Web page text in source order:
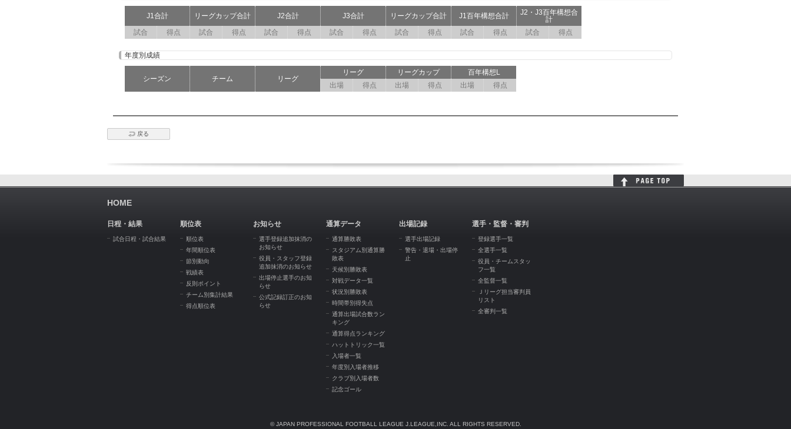
J1合計 リーグカップ合計 J2合計 J3合計 リーグカップ合計 J1百年構想合計
J2・J3百年構想合
計
試合
得点 試合 得点 試合 得点 試合 得点 試合 得点 試合 得点 試合 得点
年度別成績
シーズン チーム リーグ
リーグ リーグカップ
百年構想L
出場
得点 出場 得点 出場 得点
戻る
HOME
日程・結果
試合日程・試合結果
順位表
順位表
年間順位表
節別動向
戦績表
反則ポイント
チーム別集計結果
得点順位表
お知らせ
選手登録追加抹消の
お知らせ
役員・スタッフ登録
追加抹消のお知らせ
出場停止選手のお知
らせ
公式記録訂正のお知
らせ
通算データ
通算勝敗表
スタジアム別通算勝
敗表
天候別勝敗表
対戦データ一覧
状況別勝敗表
時間帯別得失点
通算出場試合数ラン
キング
通算得点ランキング
ハットトリック一覧
入場者一覧
年度別入場者推移
クラブ別入場者数
記念ゴール
出場記録
選手出場記録
警告・退場・出場停
止
選手・監督・審判
登録選手一覧
全選手一覧
役員・チームスタッ
フ一覧
全監督一覧
Ｊリーグ担当審判員
リスト
全審判一覧
© JAPAN PROFESSIONAL FOOTBALL LEAGUE J.LEAGUE,INC. ALL RIGHTS RESERVED.